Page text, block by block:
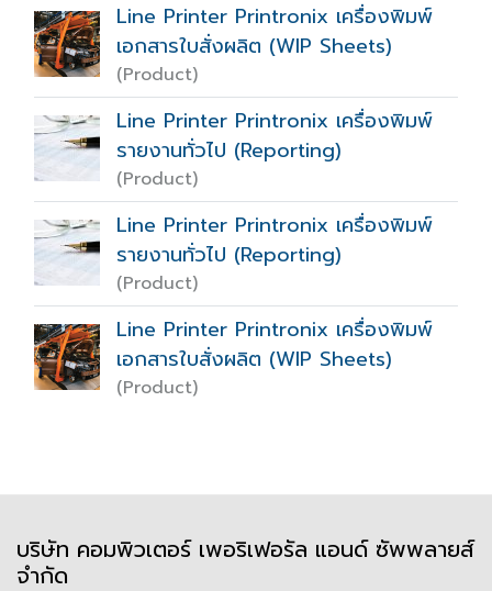
Line Printer Printronix เครื่องพิมพ์
เอกสารใบสั่งผลิต (WIP Sheets)
(Product)
Line Printer Printronix เครื่องพิมพ์
รายงานทั่วไป (Reporting)
(Product)
Line Printer Printronix เครื่องพิมพ์
รายงานทั่วไป (Reporting)
(Product)
Line Printer Printronix เครื่องพิมพ์
เอกสารใบสั่งผลิต (WIP Sheets)
(Product)
บริษัท คอมพิวเตอร์ เพอริเฟอรัล แอนด์ ซัพพลายส์
จำกัด